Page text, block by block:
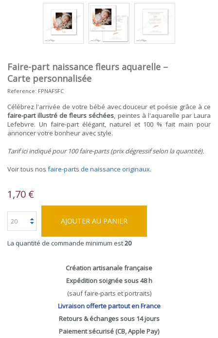
Faire-part naissance fleurs aquarelle –
Carte personnalisée
Reference: FPNAFSFC
Célébrez l'arrivée de votre bébé avec douceur et poésie grâce à ce
faire-part illustré de fleurs séchées, peintes à l'aquarelle par Laura
Lefebvre. Un faire-part élégant, naturel et 100 % fait main pour
annoncer votre bonheur avec style.
Tarif ici indiqué pour 100 faire-parts (prix dégressif selon la quantité).
Voir tous nos faire-parts de naissance originaux.
1,70 €
AJOUTER AU PANIER
La quantité de commande minimum est20
Création artisanale française
Expédition soignée sous 48 h
(sauf faire-parts et portraits)
Livraison offerte partout en France
Retours & échanges sous 14 jours
Paiement sécurisé (CB, Apple Pay)